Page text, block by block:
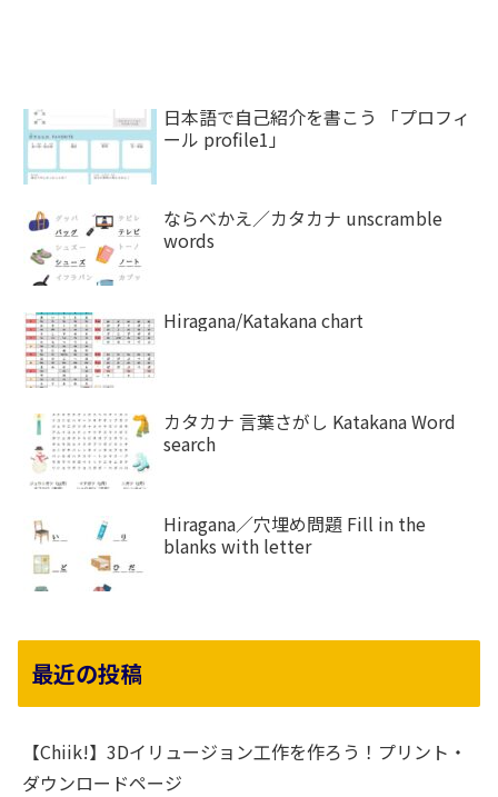
日本語で自己紹介を書こう 「プロフィ
ール profile1」
ならべかえ／カタカナ unscramble
words
Hiragana/Katakana chart
カタカナ 言葉さがし Katakana Word
search
Hiragana／穴埋め問題 Fill in the
blanks with letter
最近の投稿
【Chiik!】3Dイリュージョン工作を作ろう！プリント・
ダウンロードページ